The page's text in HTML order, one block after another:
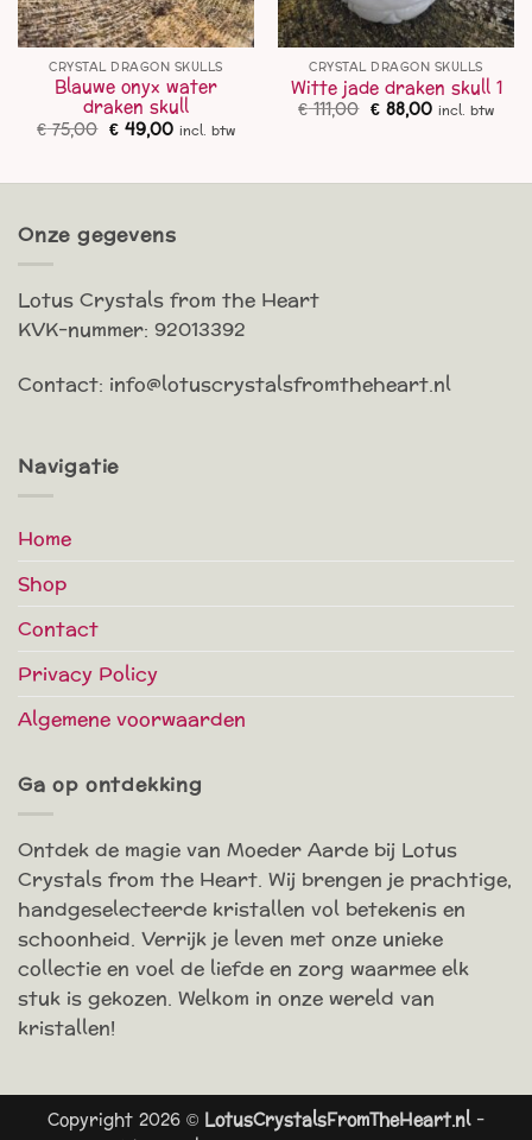
CRYSTAL DRAGON SKULLS
Blauwe onyx water
draken skull
€75,00 Oorspronkelijke
prijs
€49,00Huidige
prijs
incl. btw
CRYSTAL DRAGON SKULLS
Witte jade draken skull 1
€111,00 Oorspronkelijke
prijs
€88,00Huidige
prijs
incl. btw
Onze gegevens
Lotus Crystals from the Heart
KVK-nummer: 92013392
Contact: info@lotuscrystalsfromtheheart.nl
Navigatie
Home
Shop
Contact
Privacy Policy
Algemene voorwaarden
Ga op ontdekking
Ontdek de magie van Moeder Aarde bij Lotus
Crystals from the Heart. Wij brengen je prachtige,
handgeselecteerde kristallen vol betekenis en
schoonheid. Verrijk je leven met onze unieke
collectie en voel de liefde en zorg waarmee elk
stuk is gekozen. Welkom in onze wereld van
kristallen!
Copyright 2026 © LotusCrystalsFromTheHeart.nl-